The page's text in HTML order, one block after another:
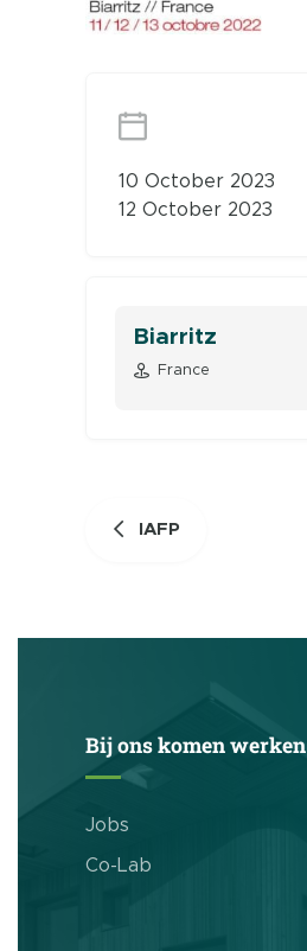
10 October 2023
12 October 2023
Biarritz
France
Navigatie
IAFP
Bij ons komen werken
Jobs
Co-Lab